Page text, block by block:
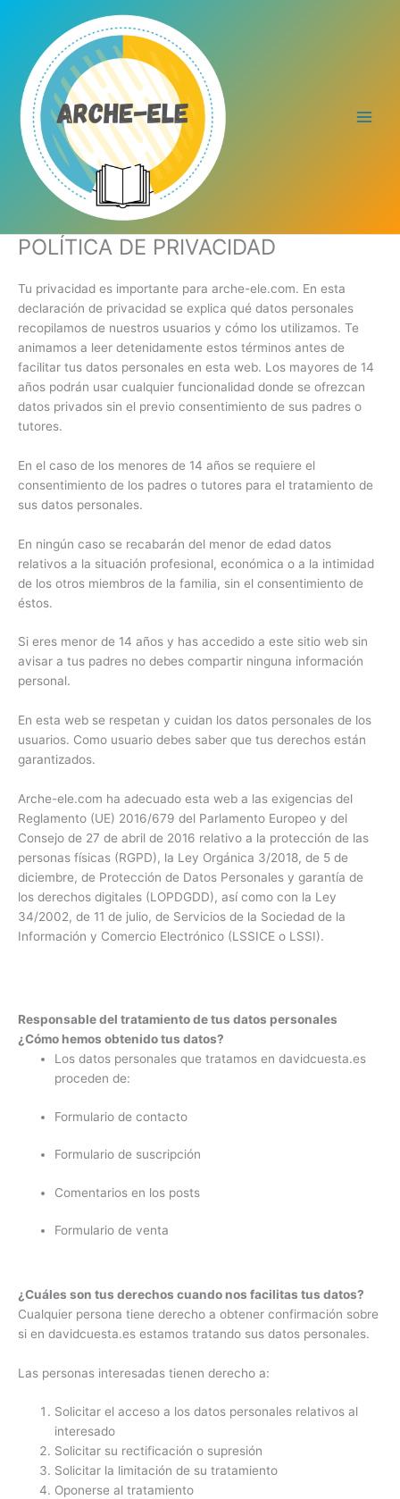
contenido
POLÍTICA DE PRIVACIDAD
Tu privacidad es importante para arche-ele.com. En esta
declaración de privacidad se explica qué datos personales
recopilamos de nuestros usuarios y cómo los utilizamos. Te
animamos a leer detenidamente estos términos antes de
facilitar tus datos personales en esta web. Los mayores de 14
años podrán usar cualquier funcionalidad donde se ofrezcan
datos privados sin el previo consentimiento de sus padres o
tutores.
En el caso de los menores de 14 años se requiere el
consentimiento de los padres o tutores para el tratamiento de
sus datos personales.
En ningún caso se recabarán del menor de edad datos
relativos a la situación profesional, económica o a la intimidad
de los otros miembros de la familia, sin el consentimiento de
éstos.
Si eres menor de 14 años y has accedido a este sitio web sin
avisar a tus padres no debes compartir ninguna información
personal.
En esta web se respetan y cuidan los datos personales de los
usuarios. Como usuario debes saber que tus derechos están
garantizados.
Arche-ele.com ha adecuado esta web a las exigencias del
Reglamento (UE) 2016/679 del Parlamento Europeo y del
Consejo de 27 de abril de 2016 relativo a la protección de las
personas físicas (RGPD), la Ley Orgánica 3/2018, de 5 de
diciembre, de Protección de Datos Personales y garantía de
los derechos digitales (LOPDGDD), así como con la Ley
34/2002, de 11 de julio, de Servicios de la Sociedad de la
Información y Comercio Electrónico (LSSICE o LSSI).
Responsable del tratamiento de tus datos personales
¿Cómo hemos obtenido tus datos?
Los datos personales que tratamos en davidcuesta.es
proceden de:
Formulario de contacto
Formulario de suscripción
Comentarios en los posts
Formulario de venta
¿Cuáles son tus derechos cuando nos facilitas tus datos?
Cualquier persona tiene derecho a obtener confirmación sobre
si en davidcuesta.es estamos tratando sus datos personales.
Las personas interesadas tienen derecho a:
Solicitar el acceso a los datos personales relativos al
interesado
Solicitar su rectificación o supresión
Solicitar la limitación de su tratamiento
Oponerse al tratamiento